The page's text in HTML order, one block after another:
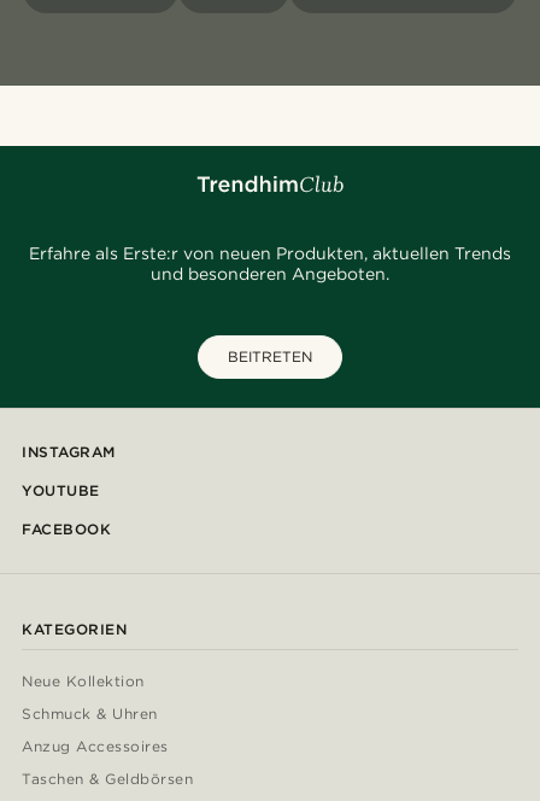
Erfahre als Erste:r von neuen Produkten, aktuellen Trends
und besonderen Angeboten.
BEITRETEN
INSTAGRAM
YOUTUBE
FACEBOOK
KATEGORIEN
Neue Kollektion
Schmuck & Uhren
Anzug Accessoires
Taschen & Geldbörsen